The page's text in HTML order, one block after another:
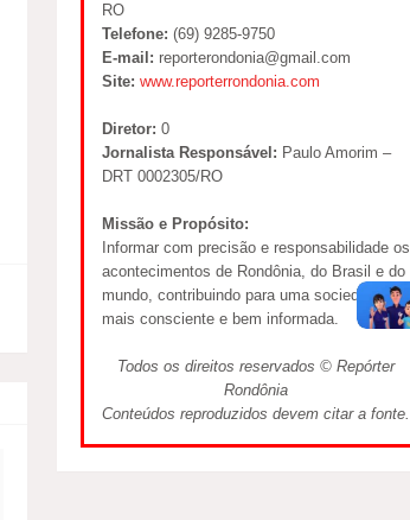
RO
Telefone: (69) 9285-9750
E-mail: reporterondonia@gmail.com
Site: www.reporterrondonia.com
Diretor: 0
Jornalista Responsável: Paulo Amorim –
DRT 0002305/RO
Missão e Propósito:
Informar com precisão e responsabilidade os
acontecimentos de Rondônia, do Brasil e do
mundo, contribuindo para uma sociedade
mais consciente e bem informada.
Todos os direitos reservados © Repórter
Rondônia
Conteúdos reproduzidos devem citar a fonte.